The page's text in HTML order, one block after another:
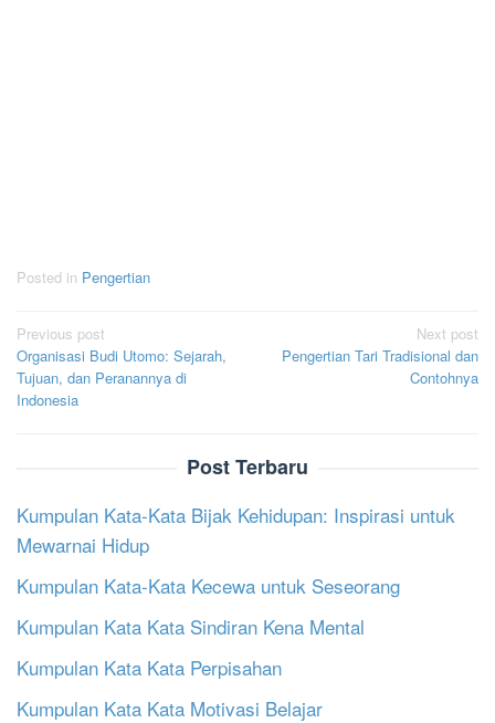
Posted in Pengertian
Post
navigation
Previous post
Organisasi Budi Utomo: Sejarah,
Tujuan, dan Peranannya di
Indonesia
Next post
Pengertian Tari Tradisional dan
Contohnya
Post Terbaru
Kumpulan Kata-Kata Bijak Kehidupan: Inspirasi untuk
Mewarnai Hidup
Kumpulan Kata-Kata Kecewa untuk Seseorang
Kumpulan Kata Kata Sindiran Kena Mental
Kumpulan Kata Kata Perpisahan
Kumpulan Kata Kata Motivasi Belajar